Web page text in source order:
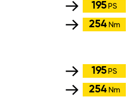
195 PS
254 Nm
195 PS
254 Nm